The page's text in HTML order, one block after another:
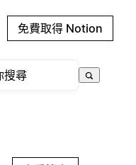
免費取得 Notion